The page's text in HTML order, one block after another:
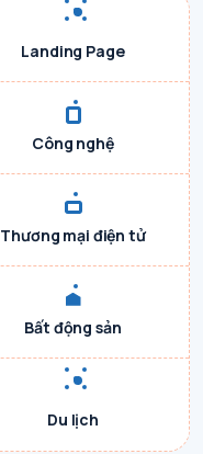
Landing Page
Công nghệ
Thương mại điện tử
Bất động sản
Du lịch